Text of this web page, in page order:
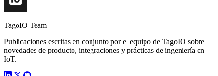
TagoIO Team
Publicaciones escritas en conjunto por el equipo de TagoIO sobre
novedades de producto, integraciones y prácticas de ingeniería en
IoT.